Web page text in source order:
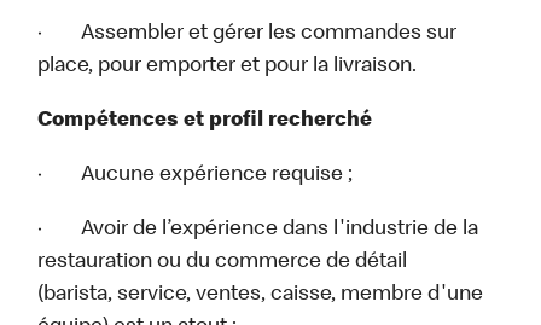
· Assembler et gérer les commandes sur
place, pour emporter et pour la livraison.
Compétences et profil recherché
· Aucune expérience requise ;
· Avoir de l’expérience dans l'industrie de la
restauration ou du commerce de détail
(barista, service, ventes, caisse, membre d'une